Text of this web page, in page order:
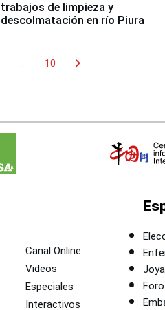
trabajos de limpieza y
descolmatación en río Piura
10 chevron_right
Canal Online
Videos
Especiales
Interactivos